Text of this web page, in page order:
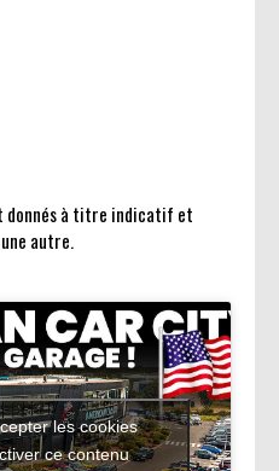
donnés à titre indicatif et
autre.
les cookies
ce contenu